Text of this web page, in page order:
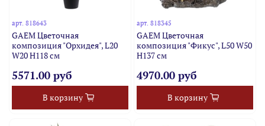
арт.818643
GAEM Цветочная
композиция "Орхидея", L20
W20 H118 см
5571.00 руб
В корзину
арт. 818345
GAEM Цветочная
композиция "Фикус", L50 W50
H137 см
4970.00 руб
В корзину